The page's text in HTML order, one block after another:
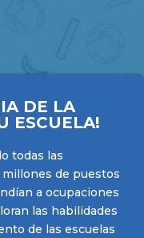
DE LA
ESCUELA!
todas las
millones de puestos
a ocupaciones
las habilidades
de las escuelas